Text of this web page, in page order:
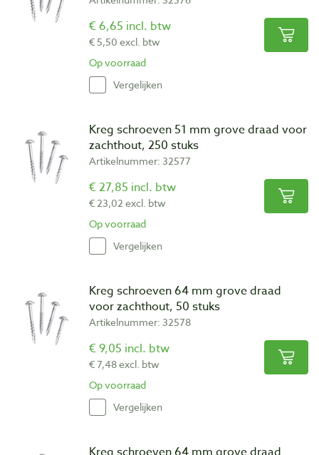
€ 6,65 incl. btw
€ 5,50 excl. btw
Op voorraad
Vergelijken
Kreg schroeven 51 mm grove draad voor
zachthout, 250 stuks
Artikelnummer: 32577
€ 27,85 incl. btw
€ 23,02 excl. btw
Op voorraad
Vergelijken
Kreg schroeven 64 mm grove draad
voor zachthout, 50 stuks
Artikelnummer: 32578
€ 9,05 incl. btw
€ 7,48 excl. btw
Op voorraad
Vergelijken